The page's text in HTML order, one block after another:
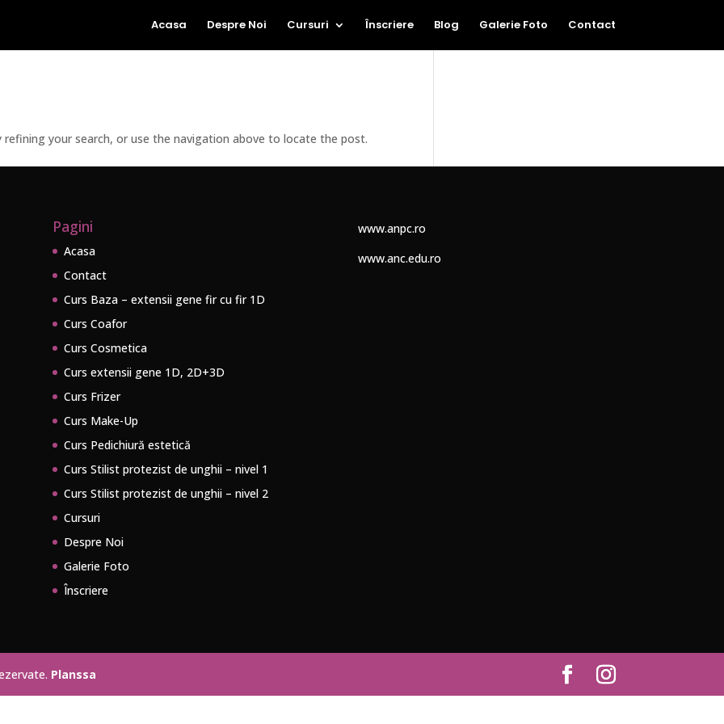
Acasa Despre Noi Cursuri Înscriere Blog Galerie Foto Contact
your search, or use the navigation above to locate the post.
Pagini
Acasa
Contact
Curs Baza – extensii gene fir cu fir 1D
Curs Coafor
Curs Cosmetica
Curs extensii gene 1D, 2D+3D
Curs Frizer
Curs Make-Up
Curs Pedichiură estetică
Curs Stilist protezist de unghii – nivel 1
Curs Stilist protezist de unghii – nivel 2
Cursuri
Despre Noi
Galerie Foto
Înscriere
www.anpc.ro
www.anc.edu.ro
Planssa